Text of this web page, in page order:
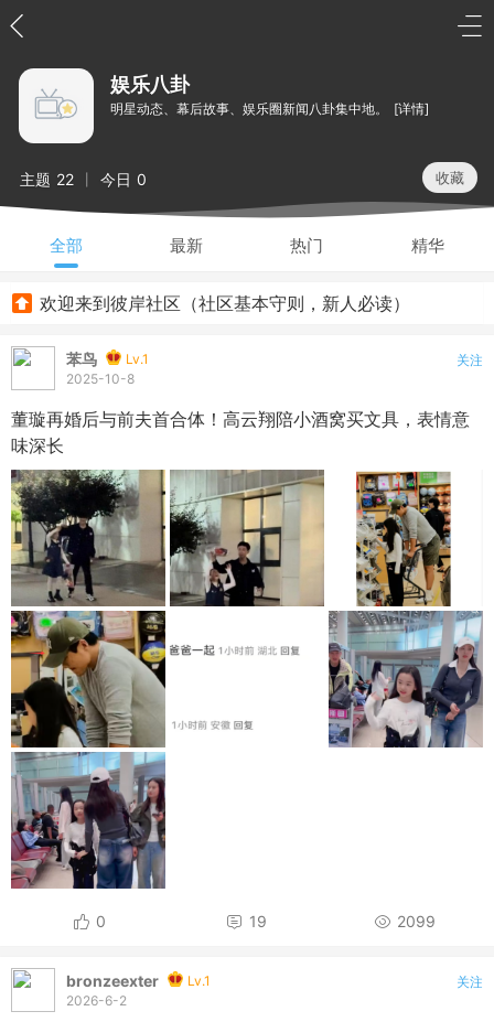
娱乐八卦
明星动态、幕后故事、娱乐圈新闻八卦集中地。 [详情]
主题 22 今日 0 收藏
全部 最新 热门 精华
欢迎来到彼岸社区（社区基本守则，新人必读）
苯鸟
Lv.1
2025-10-8
关注
董璇再婚后与前夫首合体！高云翔陪小酒窝买文具，表情意
味深长
0 19 2099
bronzeexter
Lv.1
2026-6-2
关注